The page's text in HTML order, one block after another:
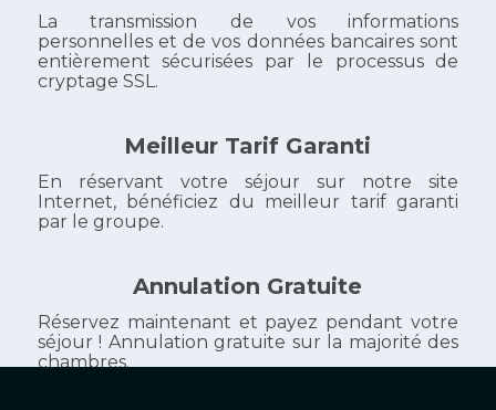
La transmission de vos informations
personnelles et de vos données bancaires sont
entièrement sécurisées par le processus de
cryptage SSL.
Meilleur Tarif Garanti
En réservant votre séjour sur notre site
Internet, bénéficiez du meilleur tarif garanti
par le groupe.
Annulation Gratuite
Réservez maintenant et payez pendant votre
séjour ! Annulation gratuite sur la majorité des
chambres.